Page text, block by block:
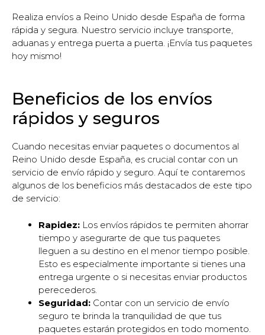
Realiza envíos a Reino Unido desde España de forma
rápida y segura. Nuestro servicio incluye transporte,
aduanas y entrega puerta a puerta. ¡Envía tus paquetes
hoy mismo!
Beneficios de los envíos
rápidos y seguros
Cuando necesitas enviar paquetes o documentos al
Reino Unido desde España, es crucial contar con un
servicio de envío rápido y seguro. Aquí te contaremos
algunos de los beneficios más destacados de este tipo
de servicio:
Rapidez: Los envíos rápidos te permiten ahorrar
tiempo y asegurarte de que tus paquetes
lleguen a su destino en el menor tiempo posible.
Esto es especialmente importante si tienes una
entrega urgente o si necesitas enviar productos
perecederos.
Seguridad: Contar con un servicio de envío
seguro te brinda la tranquilidad de que tus
paquetes estarán protegidos en todo momento.